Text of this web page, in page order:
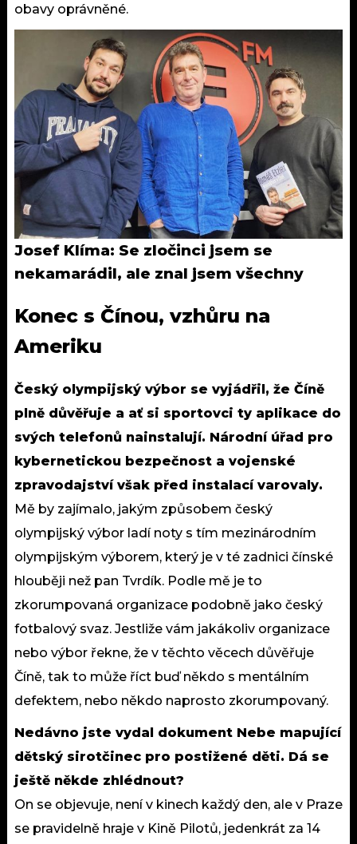
obavy oprávněné.
Josef Klíma: Se zločinci jsem se
nekamarádil, ale znal jsem všechny
Konec s Čínou, vzhůru na
Ameriku
Český olympijský výbor se vyjádřil, že Číně
plně důvěřuje a ať si sportovci ty aplikace do
svých telefonů nainstalují. Národní úřad pro
kybernetickou bezpečnost a vojenské
zpravodajství však před instalací varovaly.
Mě by zajímalo, jakým způsobem český
olympijský výbor ladí noty s tím mezinárodním
olympijským výborem, který je v té zadnici čínské
hlouběji než pan Tvrdík. Podle mě je to
zkorumpovaná organizace podobně jako český
fotbalový svaz. Jestliže vám jakákoliv organizace
nebo výbor řekne, že v těchto věcech důvěřuje
Číně, tak to může říct buď někdo s mentálním
defektem, nebo někdo naprosto zkorumpovaný.
Nedávno jste vydal dokument Nebe mapující
dětský sirotčinec pro postižené děti. Dá se
ještě někde zhlédnout?
On se objevuje, není v kinech každý den, ale v Praze
se pravidelně hraje v Kině Pilotů, jedenkrát za 14